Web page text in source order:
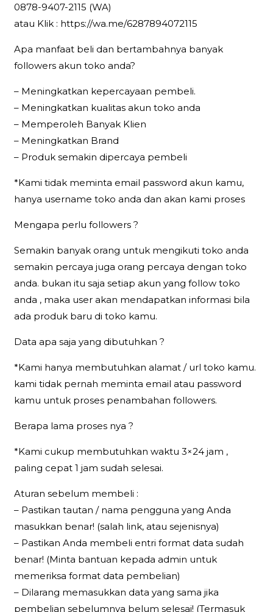
0878-9407-2115 (WA)
atau Klik : https://wa.me/6287894072115
Apa manfaat beli dan bertambahnya banyak
followers akun toko anda?
– Meningkatkan kepercayaan pembeli.
– Meningkatkan kualitas akun toko anda
– Memperoleh Banyak Klien
– Meningkatkan Brand
– Produk semakin dipercaya pembeli
*Kami tidak meminta email password akun kamu,
hanya username toko anda dan akan kami proses
Mengapa perlu followers ?
Semakin banyak orang untuk mengikuti toko anda
semakin percaya juga orang percaya dengan toko
anda. bukan itu saja setiap akun yang follow toko
anda , maka user akan mendapatkan informasi bila
ada produk baru di toko kamu.
Data apa saja yang dibutuhkan ?
*Kami hanya membutuhkan alamat / url toko kamu.
kami tidak pernah meminta email atau password
kamu untuk proses penambahan followers.
Berapa lama proses nya ?
*Kami cukup membutuhkan waktu 3×24 jam ,
paling cepat 1 jam sudah selesai.
Aturan sebelum membeli :
– Pastikan tautan / nama pengguna yang Anda
masukkan benar! (salah link, atau sejenisnya)
– Pastikan Anda membeli entri format data sudah
benar! (Minta bantuan kepada admin untuk
memeriksa format data pembelian)
– Dilarang memasukkan data yang sama jika
pembelian sebelumnya belum selesai! (Termasuk